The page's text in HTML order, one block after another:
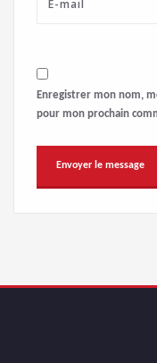
Enregistrer mon nom,
pour mon prochain